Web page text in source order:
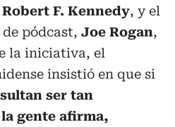
Robert F. Kennedy, y el
pódcast, Joe Rogan,
la iniciativa, el
insistió en que si
ser tan
gente afirma,